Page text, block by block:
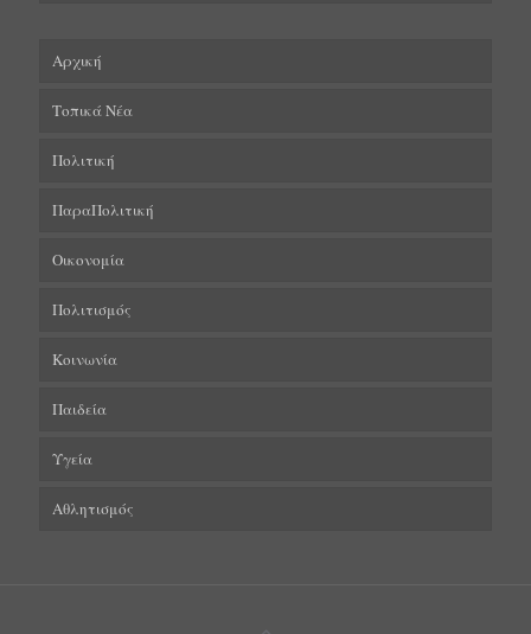
Αρχική
Τοπικά Νέα
Πολιτική
ΠαραΠολιτική
Οικονομία
Πολιτισμός
Κοινωνία
Παιδεία
Υγεία
Αθλητισμός